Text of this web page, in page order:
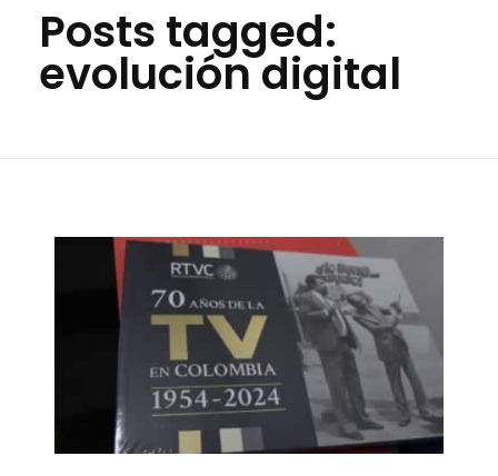
Posts tagged:
evolución digital